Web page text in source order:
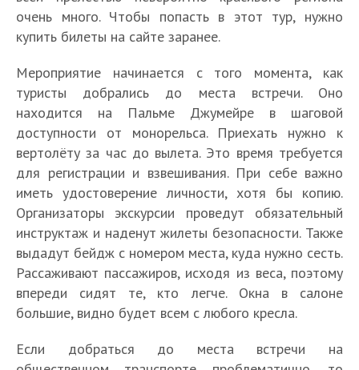
очень много. Чтобы попасть в этот тур, нужно
купить билеты на сайте заранее.
Мероприятие начинается с того момента, как
туристы добрались до места встречи. Оно
находится на Пальме Джумейре в шаговой
доступности от монорельса. Приехать нужно к
вертолёту за час до вылета. Это время требуется
для регистрации и взвешивания. При себе важно
иметь удостоверение личности, хотя бы копию.
Организаторы экскурсии проведут обязательный
инструктаж и наденут жилеты безопасности. Также
выдадут бейдж с номером места, куда нужно сесть.
Рассаживают пассажиров, исходя из веса, поэтому
впереди сидят те, кто легче. Окна в салоне
большие, видно будет всем с любого кресла.
Если добраться до места встречи на